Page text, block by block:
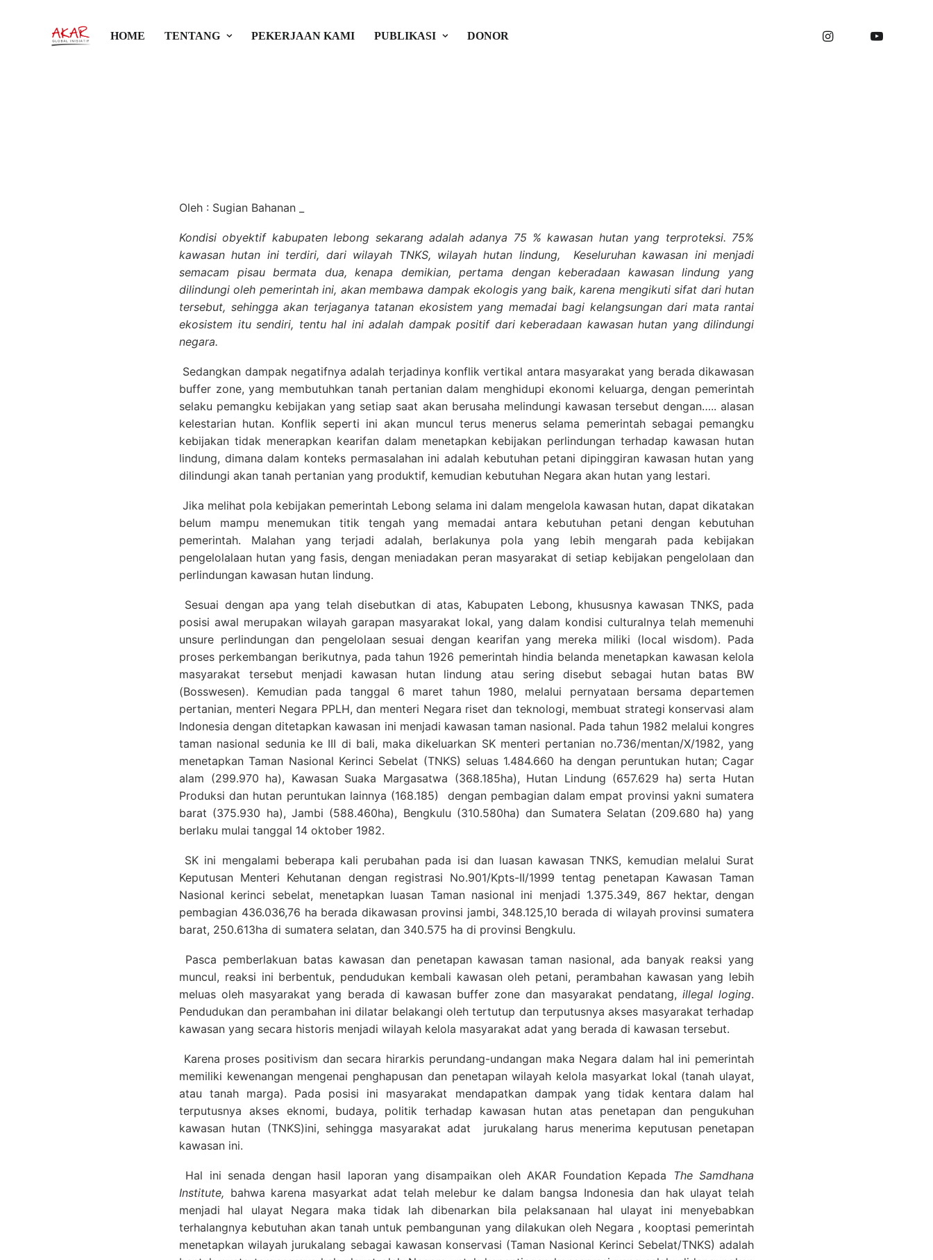
HOME TENTANG PEKERJAAN KAMI PUBLIKASI DONOR
Jalan Tengah Pengelolaan dan Perlindungan Hutan di
Oleh : Sugian Bahanan _
Kondisi obyektif kabupaten lebong sekarang adalah adanya 75 % kawasan hutan yang terproteksi. 75%
kawasan hutan ini terdiri, dari wilayah TNKS, wilayah hutan lindung, Keseluruhan kawasan ini menjadi
semacam pisau bermata dua, kenapa demikian, pertama dengan keberadaan kawasan lindung yang
dilindungi oleh pemerintah ini, akan membawa dampak ekologis yang baik, karena mengikuti sifat dari hutan
tersebut, sehingga akan terjaganya tatanan ekosistem yang memadai bagi kelangsungan dari mata rantai
ekosistem itu sendiri, tentu hal ini adalah dampak positif dari keberadaan kawasan hutan yang dilindungi
negara.
Sedangkan dampak negatifnya adalah terjadinya konflik vertikal antara masyarakat yang berada dikawasan
buffer zone, yang membutuhkan tanah pertanian dalam menghidupi ekonomi keluarga, dengan pemerintah
selaku pemangku kebijakan yang setiap saat akan berusaha melindungi kawasan tersebut dengan….. alasan
kelestarian hutan. Konflik seperti ini akan muncul terus menerus selama pemerintah sebagai pemangku
kebijakan tidak menerapkan kearifan dalam menetapkan kebijakan perlindungan terhadap kawasan hutan
lindung, dimana dalam konteks permasalahan ini adalah kebutuhan petani dipinggiran kawasan hutan yang
dilindungi akan tanah pertanian yang produktif, kemudian kebutuhan Negara akan hutan yang lestari.
Jika melihat pola kebijakan pemerintah Lebong selama ini dalam mengelola kawasan hutan, dapat dikatakan
belum mampu menemukan titik tengah yang memadai antara kebutuhan petani dengan kebutuhan
pemerintah. Malahan yang terjadi adalah, berlakunya pola yang lebih mengarah pada kebijakan
pengelolalaan hutan yang fasis, dengan meniadakan peran masyarakat di setiap kebijakan pengelolaan dan
perlindungan kawasan hutan lindung.
Sesuai dengan apa yang telah disebutkan di atas, Kabupaten Lebong, khususnya kawasan TNKS, pada
posisi awal merupakan wilayah garapan masyarakat lokal, yang dalam kondisi culturalnya telah memenuhi
unsure perlindungan dan pengelolaan sesuai dengan kearifan yang mereka miliki (local wisdom). Pada
proses perkembangan berikutnya, pada tahun 1926 pemerintah hindia belanda menetapkan kawasan kelola
masyarakat tersebut menjadi kawasan hutan lindung atau sering disebut sebagai hutan batas BW
(Bosswesen). Kemudian pada tanggal 6 maret tahun 1980, melalui pernyataan bersama departemen
pertanian, menteri Negara PPLH, dan menteri Negara riset dan teknologi, membuat strategi konservasi alam
Indonesia dengan ditetapkan kawasan ini menjadi kawasan taman nasional. Pada tahun 1982 melalui kongres
taman nasional sedunia ke III di bali, maka dikeluarkan SK menteri pertanian no.736/mentan/X/1982, yang
menetapkan Taman Nasional Kerinci Sebelat (TNKS) seluas 1.484.660 ha dengan peruntukan hutan; Cagar
alam (299.970 ha), Kawasan Suaka Margasatwa (368.185ha), Hutan Lindung (657.629 ha) serta Hutan
Produksi dan hutan peruntukan lainnya (168.185) dengan pembagian dalam empat provinsi yakni sumatera
barat (375.930 ha), Jambi (588.460ha), Bengkulu (310.580ha) dan Sumatera Selatan (209.680 ha) yang
berlaku mulai tanggal 14 oktober 1982.
SK ini mengalami beberapa kali perubahan pada isi dan luasan kawasan TNKS, kemudian melalui Surat
Keputusan Menteri Kehutanan dengan registrasi No.901/Kpts-II/1999 tentag penetapan Kawasan Taman
Nasional kerinci sebelat, menetapkan luasan Taman nasional ini menjadi 1.375.349, 867 hektar, dengan
pembagian 436.036,76 ha berada dikawasan provinsi jambi, 348.125,10 berada di wilayah provinsi sumatera
barat, 250.613ha di sumatera selatan, dan 340.575 ha di provinsi Bengkulu.
Pasca pemberlakuan batas kawasan dan penetapan kawasan taman nasional, ada banyak reaksi yang
muncul, reaksi ini berbentuk, pendudukan kembali kawasan oleh petani, perambahan kawasan yang lebih
meluas oleh masyarakat yang berada di kawasan buffer zone dan masyarakat pendatang, illegal loging.
Pendudukan dan perambahan ini dilatar belakangi oleh tertutup dan terputusnya akses masyarakat terhadap
kawasan yang secara historis menjadi wilayah kelola masyarakat adat yang berada di kawasan tersebut.
Karena proses positivism dan secara hirarkis perundang-undangan maka Negara dalam hal ini pemerintah
memiliki kewenangan mengenai penghapusan dan penetapan wilayah kelola masyarkat lokal (tanah ulayat,
atau tanah marga). Pada posisi ini masyarakat mendapatkan dampak yang tidak kentara dalam hal
terputusnya akses eknomi, budaya, politik terhadap kawasan hutan atas penetapan dan pengukuhan
kawasan hutan (TNKS)ini, sehingga masyarakat adat jurukalang harus menerima keputusan penetapan
kawasan ini.
Hal ini senada dengan hasil laporan yang disampaikan oleh AKAR Foundation Kepada The Samdhana
Institute, bahwa karena masyarkat adat telah melebur ke dalam bangsa Indonesia dan hak ulayat telah
menjadi hal ulayat Negara maka tidak lah dibenarkan bila pelaksanaan hal ulayat ini menyebabkan
terhalangnya kebutuhan akan tanah untuk pembangunan yang dilakukan oleh Negara , kooptasi pemerintah
menetapkan wilayah jurukalang sebagai kawasan konservasi (Taman Nasional Kerinci Sebelat/TNKS) adalah